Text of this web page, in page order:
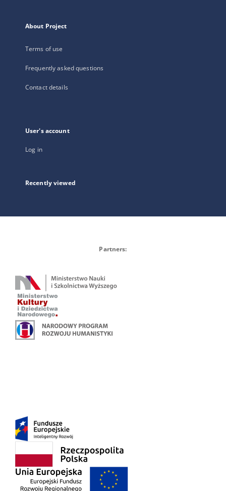
About Project
Terms of use
Frequently asked questions
Contact details
User's account
Log in
Recently viewed
Partners: